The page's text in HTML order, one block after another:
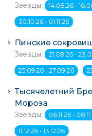
Заезды: 14.08.26 -
30.10.26 - 01.11.26
Пинские
Заезды: 21.08.26 -
25.09.26 - 27.09.26
Тысячелетний
Мороза
Заезды: 06.11.26 -
11.12.26 - 13.12.26